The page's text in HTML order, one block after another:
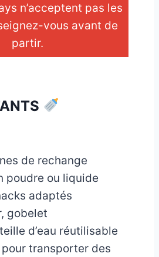
n’acceptent pas les
vous avant de
partir.
de rechange
poudre ou liquide
adaptés
gobelet
d’eau réutilisable
transporter des